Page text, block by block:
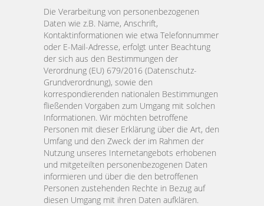
Die Verarbeitung von personenbezogenen
Daten wie z.B. Name, Anschrift,
Kontaktinformationen wie etwa Telefonnummer
oder E-Mail-Adresse, erfolgt unter Beachtung
der sich aus den Bestimmungen der
Verordnung (EU) 679/2016 (Datenschutz-
Grundverordnung), sowie den
korrespondierenden nationalen Bestimmungen
fließenden Vorgaben zum Umgang mit solchen
Informationen. Wir möchten betroffene
Personen mit dieser Erklärung über die Art, den
Umfang und den Zweck der im Rahmen der
Nutzung unseres Internetangebots erhobenen
und mitgeteilten personenbezogenen Daten
informieren und über die den betroffenen
Personen zustehenden Rechte in Bezug auf
diesen Umgang mit ihren Daten aufklären.